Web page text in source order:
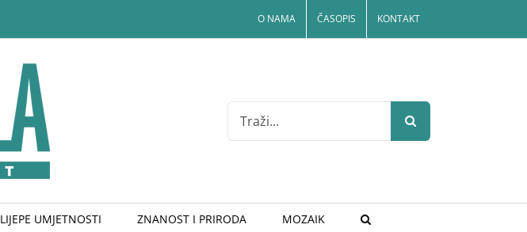
O NAMA ČASOPIS KONTAKT
Search
for:
LIJEPE UMJETNOSTI ZNANOST I PRIRODA MOZAIK